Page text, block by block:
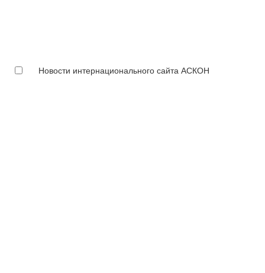
Новости интернационального сайта АСКОН